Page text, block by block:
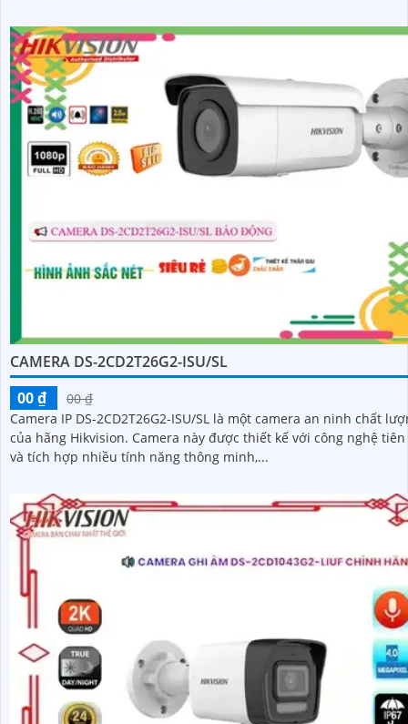
CAMERA DS-2CD2T26G2-ISU/SL
00 ₫
00 ₫
Camera IP DS-2CD2T26G2-ISU/SL là một camera an ninh chất
của hãng Hikvision. Camera này được thiết kế với công nghệ tiên tiến
và tích hợp nhiều tính năng thông minh,...